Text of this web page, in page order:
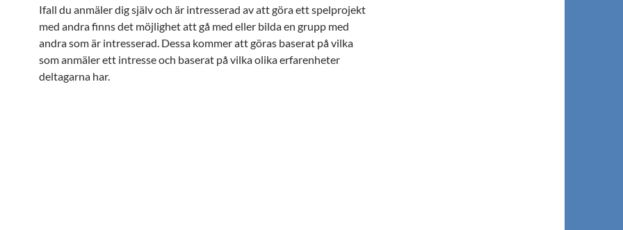
Ifall du anmäler dig själv och är intresserad av att göra ett spelprojekt
med andra finns det möjlighet att gå med eller bilda en grupp med
andra som är intresserad. Dessa kommer att göras baserat på vilka
som anmäler ett intresse och baserat på vilka olika erfarenheter
deltagarna har.